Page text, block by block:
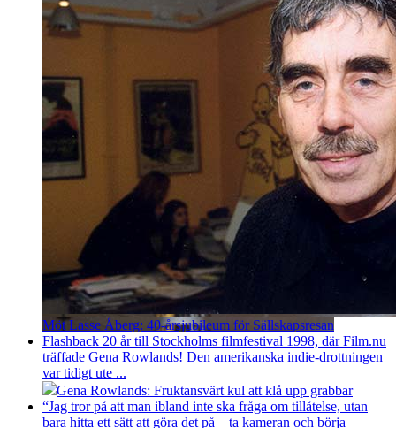
Möt Lasse Åberg: 40-årsjubileum för Sällskapsresan
Flashback 20 år till Stockholms filmfestival 1998, där Film.nu
träffade Gena Rowlands! Den amerikanska indie-drottningen
var tidigt ute ...
Gena Rowlands: Fruktansvärt kul att klå upp grabbar
“Jag tror på att man ibland inte ska fråga om tillåtelse, utan
bara hitta ett sätt att göra det på – ta kameran och börja